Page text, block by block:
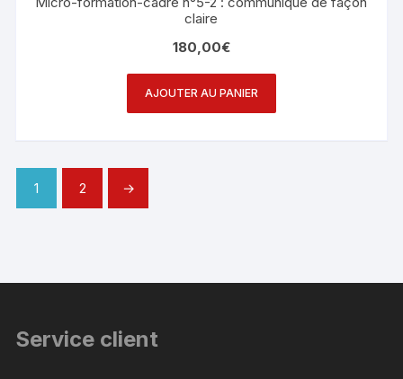
claire
180,00€
AJOUTER AU PANIER
1 2 →
Service client